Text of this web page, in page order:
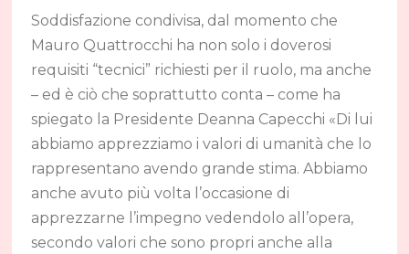
Soddisfazione condivisa, dal momento che
Mauro Quattrocchi ha non solo i doverosi
requisiti “tecnici” richiesti per il ruolo, ma anche
– ed è ciò che soprattutto conta – come ha
spiegato la Presidente Deanna Capecchi «Di lui
abbiamo apprezziamo i valori di umanità che lo
rappresentano avendo grande stima. Abbiamo
anche avuto più volta l’occasione di
apprezzarne l’impegno vedendolo all’opera,
secondo valori che sono propri anche alla